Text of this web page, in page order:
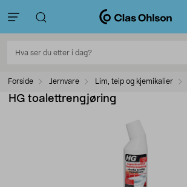
Forside Jernvare Lim, teip og kjemikalier
HG toalettrengjøring